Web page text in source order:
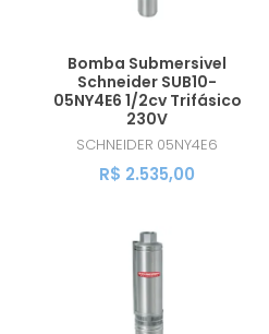
Bomba Submersivel
Schneider SUB10-
05NY4E6 1/2cv Trifásico
230V
SCHNEIDER 05NY4E6
R$ 2.535,00